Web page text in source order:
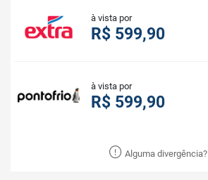
à vista por
R$ 599,90
à vista por
R$ 599,90
Alguma divergência?